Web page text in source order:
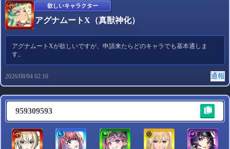
欲しいキャラクター
アグナムートX（真獣神化）
アグナムートXが欲しいですが、申請来たらどのキャラでも基本通しま
す。
2026/08/04 02:16 通報
959309593